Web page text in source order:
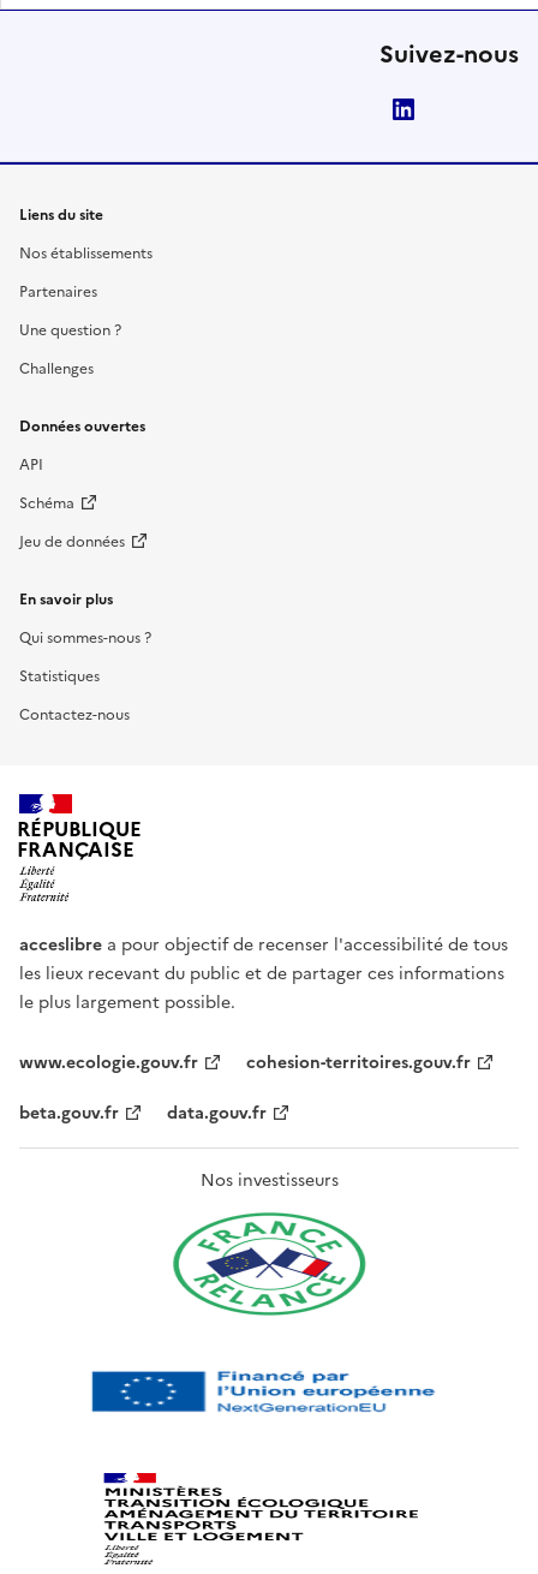
Suivez-nous
Liens du site
Nos établissements
Partenaires
Une question ?
Challenges
Données ouvertes
API
Schéma
Jeu de données
En savoir plus
Qui sommes-nous ?
Statistiques
Contactez-nous
RÉPUBLIQUE
FRANÇAISE
acceslibre a pour objectif de recenser l'accessibilité de tous
les lieux recevant du public et de partager ces informations
le plus largement possible.
www.ecologie.gouv.fr
cohesion-territoires.gouv.fr
beta.gouv.fr
data.gouv.fr
Nos investisseurs